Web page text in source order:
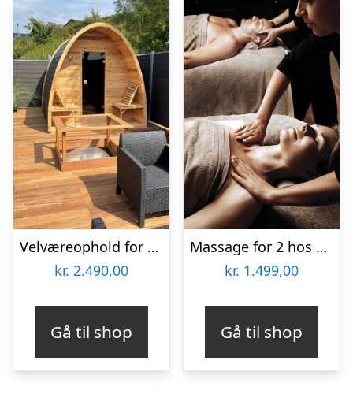
Velværeophold for 2 på Hvalpsund Færgekro
kr. 2.490,00
Gå til shop
Massage for 2 hos Helle Thorup
kr. 1.499,00
Gå til shop